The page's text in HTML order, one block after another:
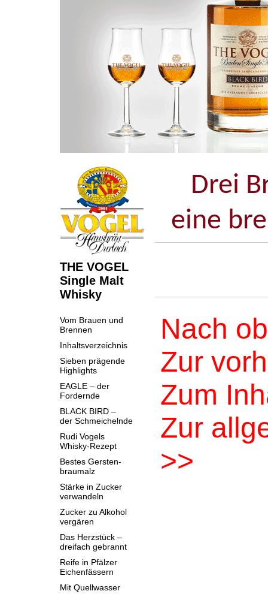
THE VOGEL
Single Malt
Whisky
Vom Brauen und
Brennen
Inhaltsverzeichnis
Sieben prägende
Highlights
EAGLE – der
Fordernde
BLACK BIRD –
der Schmeichelnde
Rudi Vogels
Whisky-Rezept
Bestes Gersten-
braumalz
Stärke in Zucker
verwandeln
Zucker zu Alkohol
vergären
Das Herzstück –
dreifach gebrannt
Reife in Pfälzer
Eichenfässern
Mit Quellwasser
Drei
eine
Nach
Zur
Zum
Zur
>>